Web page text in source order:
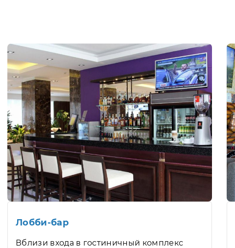
Лобби-бар
Вблизи входа в гостиничный комплекс